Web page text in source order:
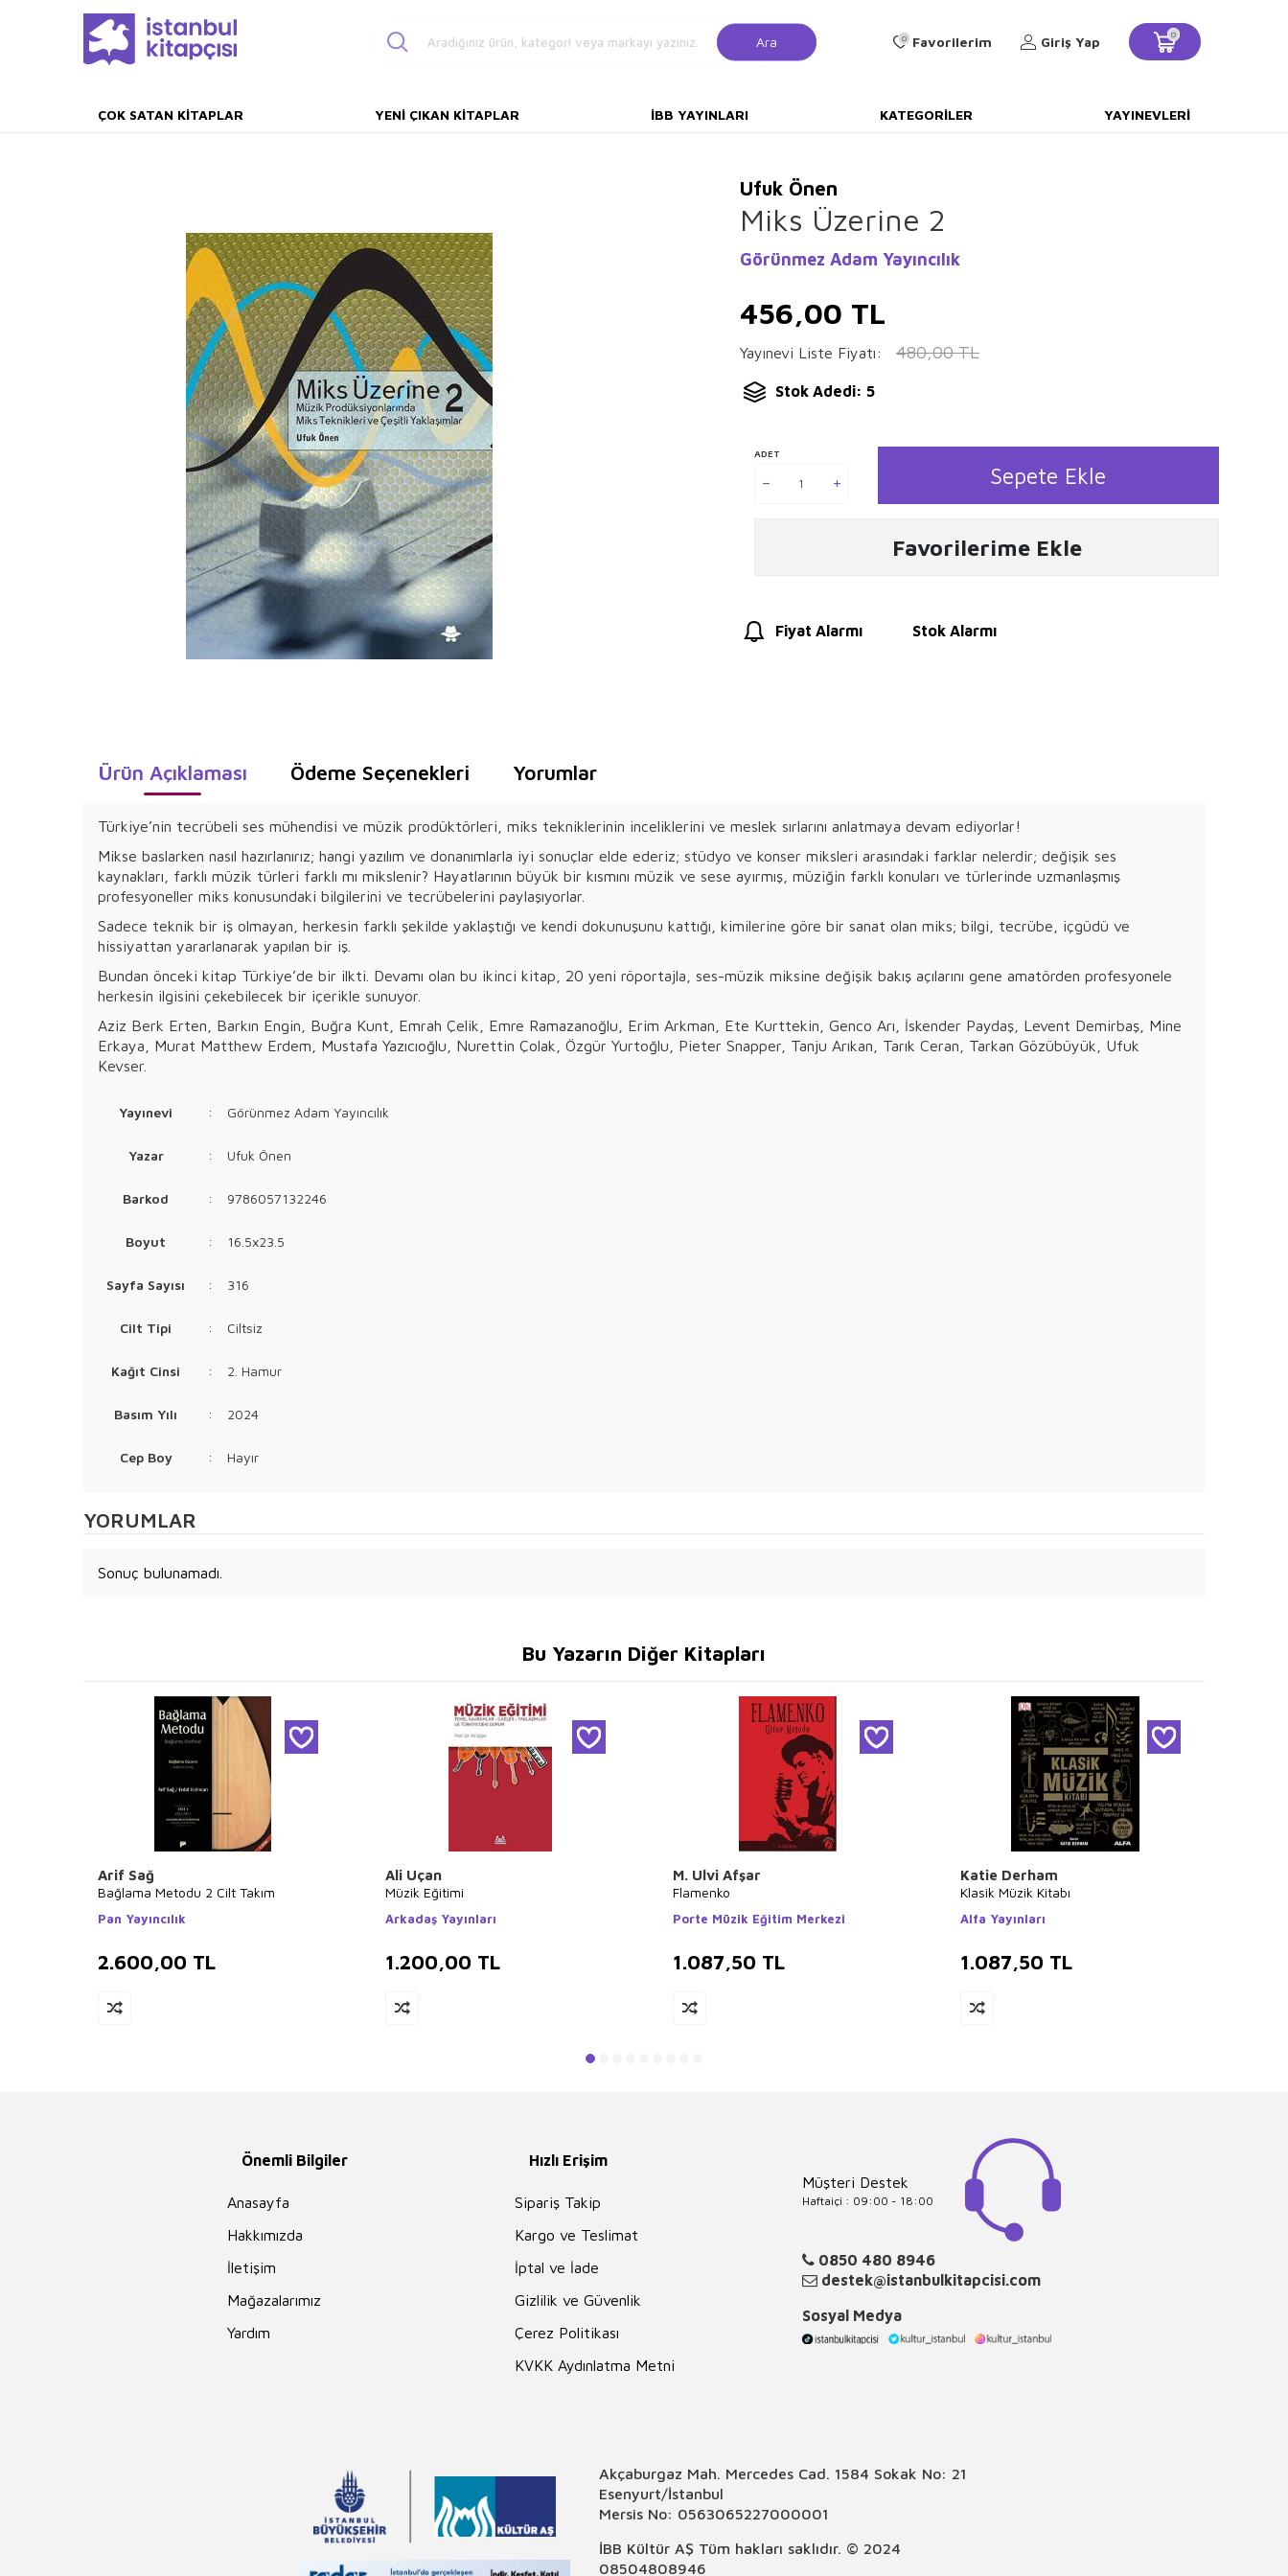
Ara 0 Favorilerim Giriş Yap 0
ÇOK SATAN KITAPLAR YENI ÇIKAN KITAPLAR İBB YAYINLARI KATEGORILER YAYINEVLERI
Ufuk Önen
Miks Üzerine 2
Görünmez Adam Yayıncılık
456,00 TL
Yayınevi Liste Fiyatı: 480,00TL
Stok Adedi: 5
ADET
Sepete Ekle
Favorilerime Ekle
Fiyat Alarmı Stok Alarmı
Ürün Açıklaması Ödeme Seçenekleri Yorumlar
Türkiye’nin tecrübeli ses mühendisi ve müzik prodüktörleri, miks tekniklerinin inceliklerini ve meslek sırlarını anlatmaya devam ediyorlar!
Mikse baslarken nasıl hazırlanırız; hangi yazılım ve donanımlarla iyi sonuçlar elde ederiz; stüdyo ve konser miksleri arasındaki farklar nelerdir; değişik ses
kaynakları, farklı müzik türleri farklı mı mikslenir? Hayatlarının büyük bir kısmını müzik ve sese ayırmış, müziğin farklı konuları ve türlerinde uzmanlaşmış
profesyoneller miks konusundaki bilgilerini ve tecrübelerini paylaşıyorlar.
Sadece teknik bir iş olmayan, herkesin farklı şekilde yaklaştığı ve kendi dokunuşunu kattığı, kimilerine göre bir sanat olan miks; bilgi, tecrübe, içgüdü ve
hissiyattan yararlanarak yapılan bir iş.
Bundan önceki kitap Türkiye’de bir ilkti. Devamı olan bu ikinci kitap, 20 yeni röportajla, ses-müzik miksine değişik bakış açılarını gene amatörden profesyonele
herkesin ilgisini çekebilecek bir içerikle sunuyor.
Aziz Berk Erten, Barkın Engin, Buğra Kunt, Emrah Çelik, Emre Ramazanoğlu, Erim Arkman, Ete Kurttekin, Genco Arı, İskender Paydaş, Levent Demirbaş, Mine
Erkaya, Murat Matthew Erdem, Mustafa Yazıcıoğlu, Nurettin Çolak, Özgür Yurtoğlu, Pieter Snapper, Tanju Arıkan, Tarık Ceran, Tarkan Gözübüyük, Ufuk
Kevser.
Yayınevi : Görünmez Adam Yayıncılık
Yazar : Ufuk Önen
Barkod : 9786057132246
Boyut : 16.5x23.5
Sayfa Sayısı : 316
Cilt Tipi : Ciltsiz
Kağıt Cinsi : 2. Hamur
Basım Yılı : 2024
Cep Boy : Hayır
YORUMLAR
Sonuç bulunamadı.
Bu Yazarın Diğer Kitapları
Arif Sağ
Bağlama Metodu 2 Cilt Takım
Pan Yayıncılık
2.600,00 TL
Ali Uçan
Müzik Eğitimi
Arkadaş Yayınları
1.200,00 TL
M. Ulvi Afşar
Flamenko
Porte Müzik Eğitim Merkezi
1.087,50 TL
Katie Derham
Klasik Müzik Kitabı
Alfa Yayınları
1.087,50 TL
Önemli Bilgiler
Anasayfa
Hakkımızda
İletişim
Mağazalarımız
Yardım
Hızlı Erişim
Sipariş Takip
Kargo ve Teslimat
İptal ve İade
Gizlilik ve Güvenlik
Çerez Politikası
KVKK Aydınlatma Metni
Müşteri Destek
Haftaiçi : 09:00 - 18:00
0850 480 8946
destek@istanbulkitapcisi.com
Sosyal Medya
Akçaburgaz Mah. Mercedes Cad. 1584 Sokak No: 21
Esenyurt/İstanbul
Mersis No: 0563065227000001
İBB Kültür AŞ Tüm hakları saklıdır. © 2024
08504808946